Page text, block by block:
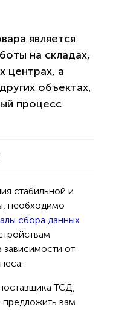
является
на складах,
центрах, а
объектах,
процесс
стабильной и
необходимо
сбора данных
зависимости от
ТСД,
предложить вам